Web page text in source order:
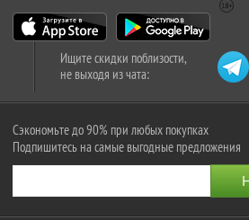
Ищите скидки поблизости,
не выходя из чата:
Сэкономьте до 90% при любых покупках
Подпишитесь на самые выгодные предложения